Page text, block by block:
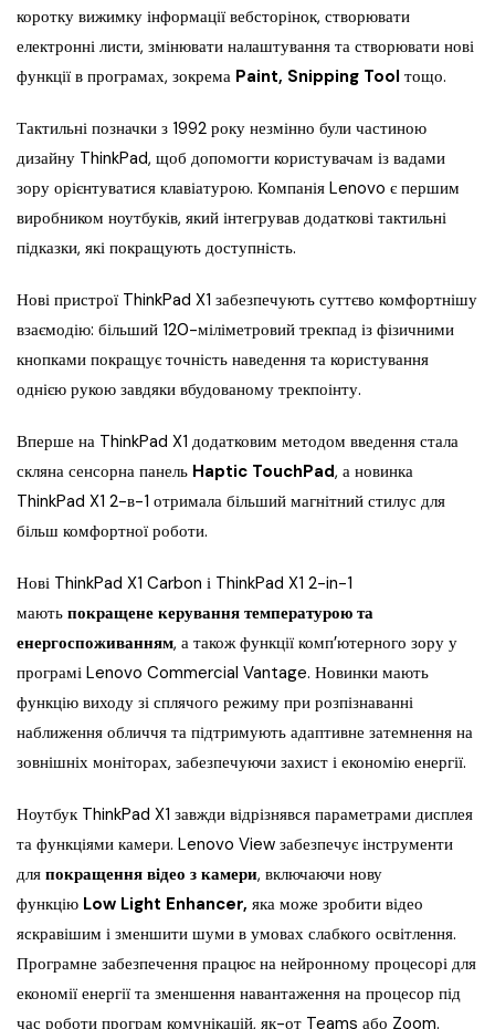
коротку вижимку інформації вебсторінок, створювати
електронні листи, змінювати налаштування та створювати нові
функції в програмах, зокрема Paint, Snipping Tool тощо.
Тактильні позначки з 1992 року незмінно були частиною
дизайну ThinkPad, щоб допомогти користувачам із вадами
зору орієнтуватися клавіатурою. Компанія Lenovo є першим
виробником ноутбуків, який інтегрував додаткові тактильні
підказки, які покращують доступність.
Нові пристрої ThinkPad X1 забезпечують суттєво комфортнішу
взаємодію: більший 120-міліметровий трекпад із фізичними
кнопками покращує точність наведення та користування
однією рукою завдяки вбудованому трекпоінту.
Вперше на ThinkPad X1 додатковим методом введення стала
скляна сенсорна панель Haptic TouchPad, а новинка
ThinkPad X1 2-в-1 отримала більший магнітний стилус для
більш комфортної роботи.
Нові ThinkPad X1 Carbon і ThinkPad X1 2-in-1
мають покращене керування температурою та
енергоспоживанням, а також функції комп’ютерного зору у
програмі Lenovo Commercial Vantage. Новинки мають
функцію виходу зі сплячого режиму при розпізнаванні
наближення обличчя та підтримують адаптивне затемнення на
зовнішніх моніторах, забезпечуючи захист і економію енергії.
Ноутбук ThinkPad X1 завжди відрізнявся параметрами дисплея
та функціями камери. Lenovo View забезпечує інструменти
для покращення відео з камери, включаючи нову
функцію Low Light Enhancer, яка може зробити відео
яскравішим і зменшити шуми в умовах слабкого освітлення.
Програмне забезпечення працює на нейронному процесорі для
економії енергії та зменшення навантаження на процесор під
час роботи програм комунікацій, як-от Teams або Zoom.